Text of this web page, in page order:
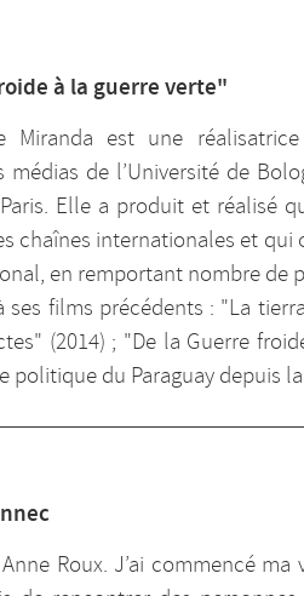
à la guerre verte"
Miranda est une
médias de l’Université de
Elle a produit et réalisé
chaînes internationales et
en remportant nombre de
ses films précédents : "La
(2014) ; "De la Guerre
du Paraguay depuis
Anne Roux. J’ai commencé